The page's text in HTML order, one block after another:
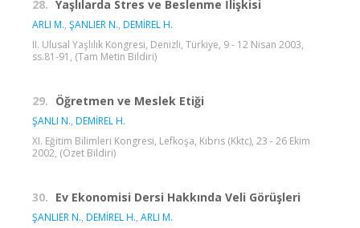
28. Yaşlılarda Stres ve Beslenme İlişkisi
ARLI M., ŞANLIER N., DEMİREL H.
II. Ulusal Yaşlılık Kongresi, Denizli, Türkiye, 9 - 12 Nisan 2003,
ss.81-91, (Tam Metin Bildiri)
29. Öğretmen ve Meslek Etiği
ŞANLI N., DEMİREL H.
XI. Eğitim Bilimleri Kongresi, Lefkoşa, Kıbrıs (Kktc), 23 - 26 Ekim
2002, (Özet Bildiri)
30. Ev Ekonomisi Dersi Hakkında Veli Görüşleri
ŞANLIER N., DEMİREL H., ARLI M.